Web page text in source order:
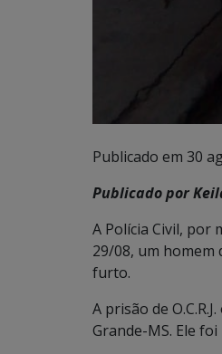
Publicado em 30
Publicado por
A Polícia Civil, por
29/08, um homem
furto.
A prisão de
Grande-MS. Ele